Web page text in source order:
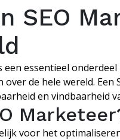
SEO
een essentieel
de hele wereld. Een
en vindbaarheid
voor het